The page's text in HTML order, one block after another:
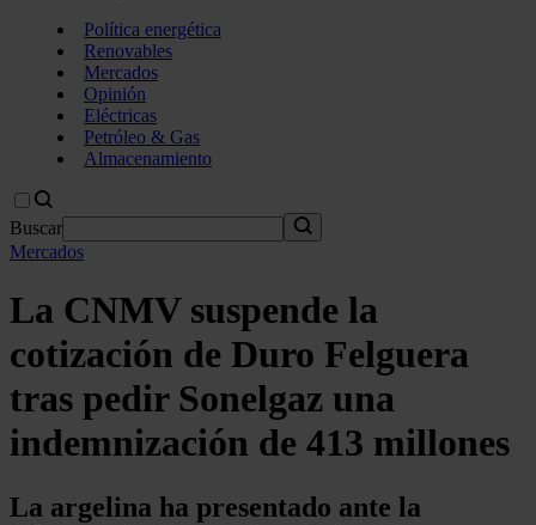
Política energética
Renovables
Mercados
Opinión
Eléctricas
Petróleo & Gas
Almacenamiento
Buscar
Mercados
La CNMV suspende la
cotización de Duro Felguera
tras pedir Sonelgaz una
indemnización de 413 millones
La argelina ha presentado ante la